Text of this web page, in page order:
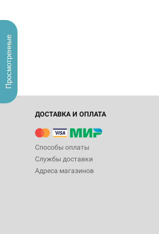
ДОСТАВКА И ОПЛАТА
Способы оплаты
Службы доставки
Адреса магазинов
Просмотренные